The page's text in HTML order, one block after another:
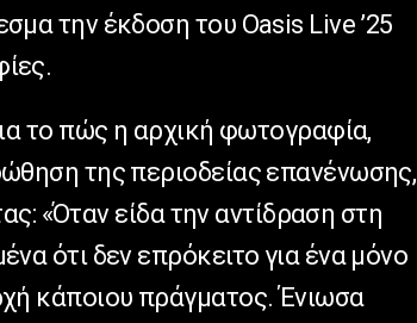
την έκδοση του Oasis Live ’25
το πώς η αρχική φωτογραφία,
της περιοδείας επανένωσης,
«Όταν είδα την αντίδραση στη
ότι δεν επρόκειτο για ένα μόνο
κάποιου πράγματος. Ένιωσα